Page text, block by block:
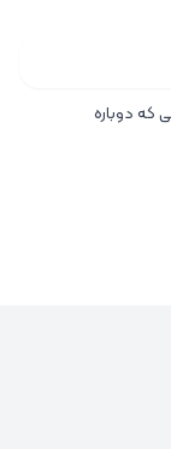
که دوباره